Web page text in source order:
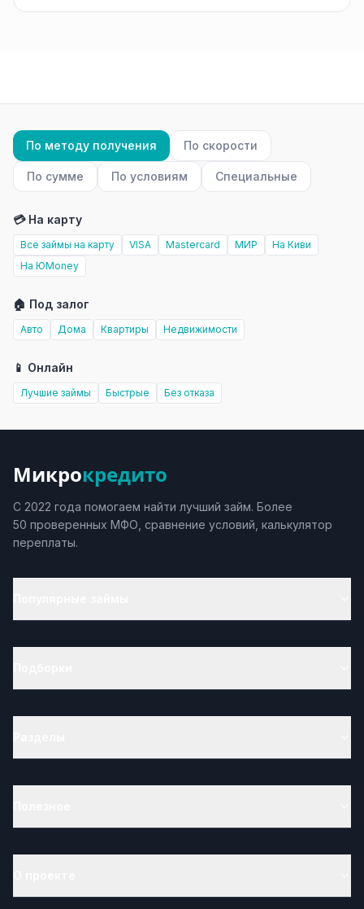
По методу получения По скорости
По сумме По условиям Специальные
💳 На карту
Все займы на карту VISA Mastercard МИР
На Киви
На ЮMoney
🏠 Под залог
Авто Дома Квартиры Недвижимости
📱 Онлайн
Лучшие займы Быстрые Без отказа
Микрокредито
С 2022 года помогаем найти лучший займ. Более
50 проверенных МФО, сравнение условий, калькулятор
переплаты.